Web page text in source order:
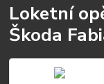
Loketní
Škoda